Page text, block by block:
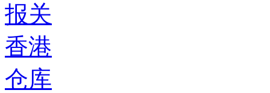
报关
香港
仓库